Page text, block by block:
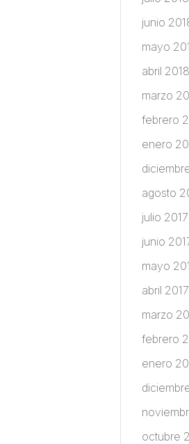
junio
mayo
abril 2018
marzo
febrero
enero
agosto
julio 2017
junio
mayo
abril 2017
marzo
febrero
enero
octubre